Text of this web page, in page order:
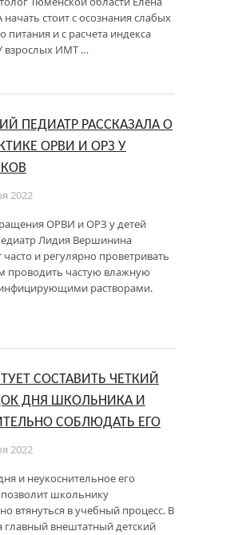
стоит с осознания слабых
питания и с расчета индекса
взрослых ИМТ …
ПЕДИАТР РАССКАЗАЛА О
ОРВИ И ОРЗ У
2022
ОРВИ и ОРЗ у детей
Лидия Вершинина
и регулярно проветривать
проводить частую влажную
растворами.
СОСТАВИТЬ ЧЕТКИЙ
ДНЯ ШКОЛЬНИКА И
СОБЛЮДАТЬ ЕГО
2022
и неукоснительное его
школьнику
втянуться в учебный процесс. В
главный внештатный детский